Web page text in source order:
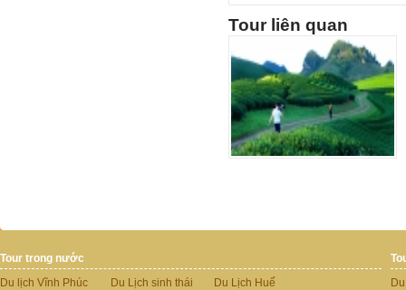
Tour liên quan
Tour trong nước
Du lịch Vĩnh Phúc
Du Lịch sinh thái
Du Lịch Huế